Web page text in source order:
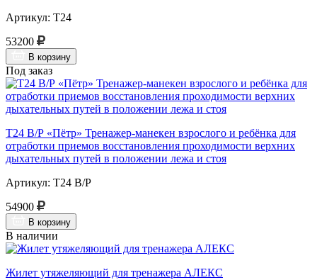
Артикул: Т24
53200
В корзину
Под заказ
Т24 В/Р «Пётр» Тренажер-манекен взрослого и ребёнка для
отработки приемов восстановления проходимости верхних
дыхательных путей в положении лежа и стоя
Артикул: Т24 В/Р
54900
В корзину
В наличии
Жилет утяжеляющий для тренажера АЛЕКС